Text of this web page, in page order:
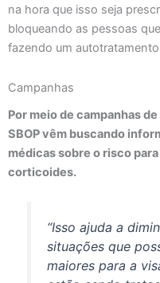
na hora que isso seja
bloqueando as pessoas
fazendo um
Campanhas
Por meio de campanhas
SBOP vêm buscando
médicas sobre o risco
corticoides.
“Isso ajuda a
situações que
maiores para a